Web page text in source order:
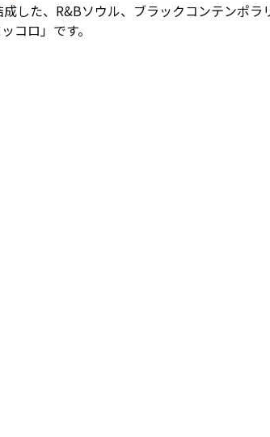
した、R&Bソウル、ブラックコンテンポ
コロ」です。